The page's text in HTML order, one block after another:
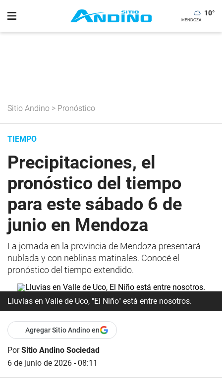
10°
Sitio Andino > Pronóstico
TIEMPO
Precipitaciones, el
pronóstico del tiempo
para este sábado 6 de
junio en Mendoza
La jornada en la provincia de Mendoza presentará
nublada y con neblinas matinales. Conocé el
pronóstico del tiempo extendido.
Lluvias en Valle de Uco, "El Niño" está entre nosotros.
Agregar Sitio Andino en
PorSitio Andino Sociedad
6 de junio de 2026 - 08:11